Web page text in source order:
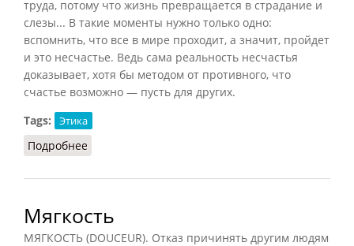
труда, потому что жизнь превращается в страдание и
слезы... В такие моменты нужно только одно:
вспомнить, что все в мире проходит, а значит, пройдет
и это несчастье. Ведь сама реальность несчастья
доказывает, хотя бы методом от противного, что
счастье возможно — пусть для других.
Tags:
Этика
Подробнее
Мягкость
МЯГКОСТЬ (DOUCEUR). Отказ причинять другим людям